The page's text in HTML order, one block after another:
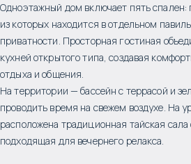
Одноэтажный дом включает пять спален:
из которых находится в отдельном
приватности. Просторная гостиная
кухней открытого типа, создавая
отдыха и общения.
На территории — бассейн с террасой и
проводить время на свежем воздухе. На
расположена традиционная тайская
подходящая для вечернего релакса.